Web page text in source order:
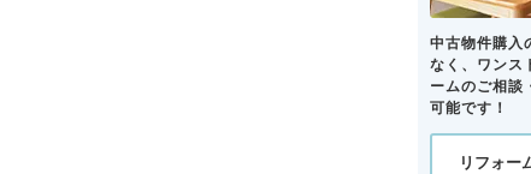
中古物件購入
なく、ワンス
ームのご相談
可能です！
リフォー